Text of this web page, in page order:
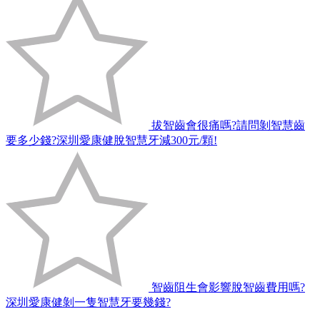
拔智齒會很痛嗎?請問剝智慧齒
要多少錢?深圳愛康健脫智慧牙減300元/顆!
智齒阻生會影響脫智齒費用嗎?
深圳愛康健剝一隻智慧牙要幾錢?